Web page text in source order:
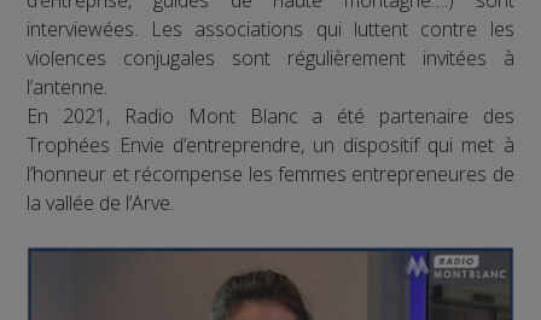
interviewées. Les associations qui luttent contre les
violences conjugales sont régulièrement invitées à
l’antenne.
En 2021, Radio Mont Blanc a été partenaire des
Trophées Envie d’entreprendre, un dispositif qui met à
l’honneur et récompense les femmes entrepreneures de
la vallée de l’Arve.